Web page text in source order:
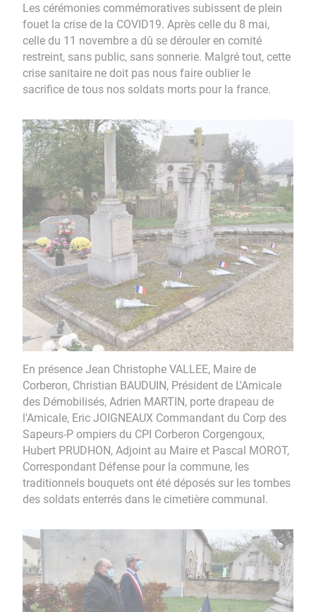
Les cérémonies commémoratives subissent de plein
fouet la crise de la COVID19. Après celle du 8 mai,
celle du 11 novembre a dû se dérouler en comité
restreint, sans public, sans sonnerie. Malgré tout, cette
crise sanitaire ne doit pas nous faire oublier le
sacrifice de tous nos soldats morts pour la france.
En présence Jean Christophe VALLEE, Maire de
Corberon, Christian BAUDUIN, Président de L'Amicale
des Démobilisés, Adrien MARTIN, porte drapeau de
l'Amicale, Eric JOIGNEAUX Commandant du Corp des
Sapeurs-P ompiers du CPI Corberon Corgengoux,
Hubert PRUDHON, Adjoint au Maire et Pascal MOROT,
Correspondant Défense pour la commune, les
traditionnels bouquets ont été déposés sur les tombes
des soldats enterrés dans le cimetière communal.